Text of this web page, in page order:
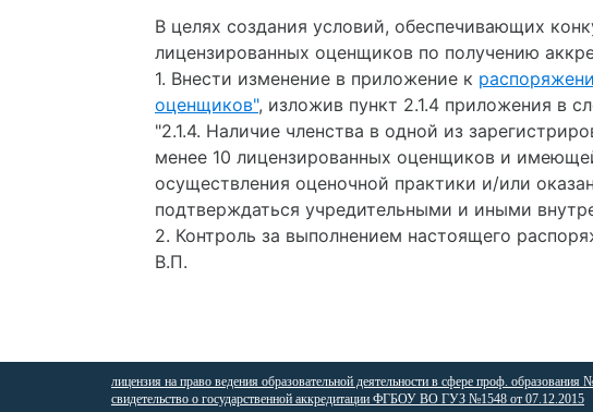
В целях создания условий, обеспечивающих
лицензированных оценщиков по получению
1. Внести изменение в приложение к
оценщиков", изложив пункт 2.1.4 приложения в
"2.1.4. Наличие членства в одной из
менее 10 лицензированных оценщиков и
осуществления оценочной практики и/или
подтверждаться учредительными и иными
2. Контроль за выполнением настоящего
В.П.
лицензия на право ведения образовательной деятельности в сфере проф. образования
свидетельство о государственной аккредитации ФГБОУ ВО ГУЗ №1548 от 07.12.2015